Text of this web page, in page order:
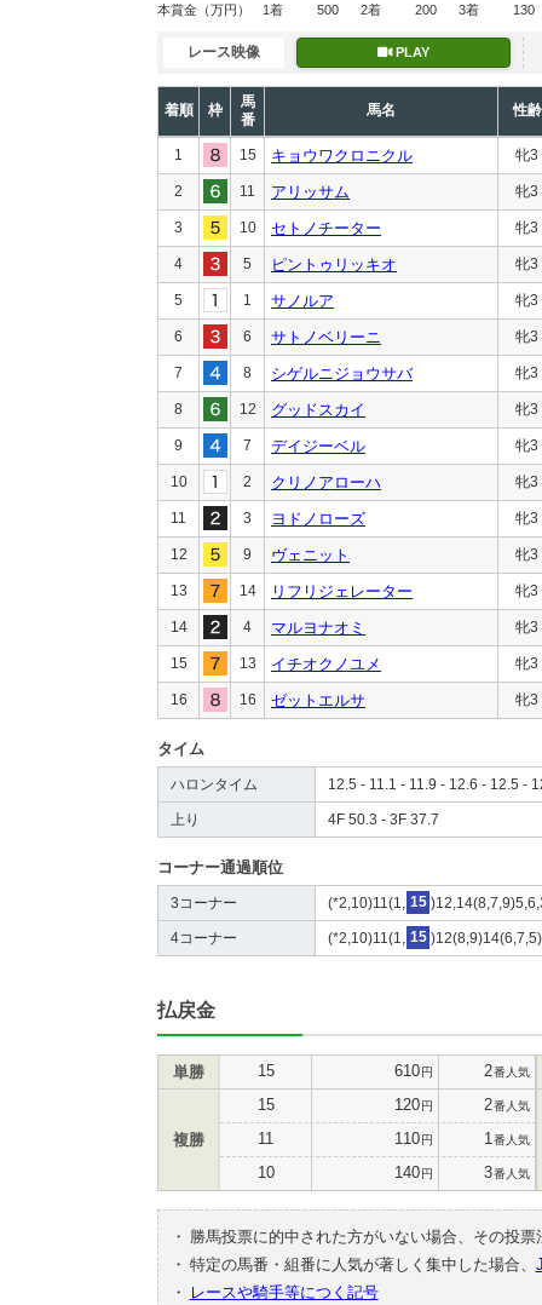
本賞金 （万円） 1着 500 2着 200 3着 130
レース映像 PLAY
着順 枠
馬
番
馬名 性齢
1 15 キョウワクロニクル 牝3
2 11 アリッサム 牝3
3 10 セトノチーター 牝3
4 5 ピントゥリッキオ 牝3
5 1 サノルア 牝3
6 6 サトノベリーニ 牝3
7 8 シゲルニジョウサバ 牝3
8 12 グッドスカイ 牝3
9 7 デイジーベル 牝3
10 2 クリノアローハ 牝3
11 3 ヨドノローズ 牝3
12 9 ヴェニット 牝3
13 14 リフリジェレーター 牝3
14 4 マルヨナオミ 牝3
15 13 イチオクノユメ 牝3
16 16 ゼットエルサ 牝3
タイム
ハロンタイム 12.5 - 11.1 - 11.9 - 12.6 - 12.5 -
上り 4F 50.3 - 3F 37.7
コーナー通過順位
3コーナー (*2,10)11(1, 15
4コーナー (*2,10)11(1, 15
払戻金
単勝 15 610円 2番人気
複勝
15 120円 2番人気
11 110円 1 番人気
10 140円 3番人気
・
勝馬投票に的中された方がいない場合、その投
・ 特定の馬番・組番に人気が著しく集中した場合、
・
レースや騎手等につく記号